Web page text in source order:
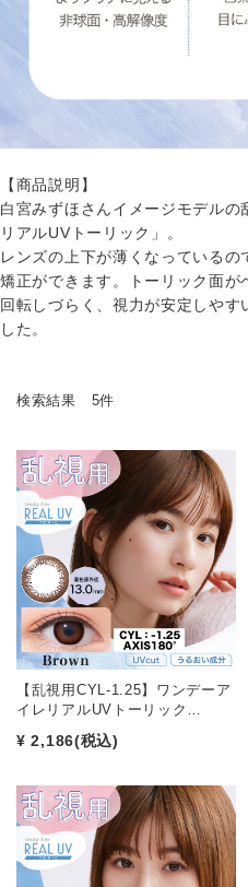
【商品説明】
白宮みずほさんイメージモデル
リアルUVトーリック」。
レンズの上下が薄くなっている
矯正ができます。トーリック面
回転しづらく、視力が安定しやす
した。
検索結果 5件
【乱視用CYL-1.25】ワンデーア
イレリアルUVトーリック…
¥ 2,186(税込)